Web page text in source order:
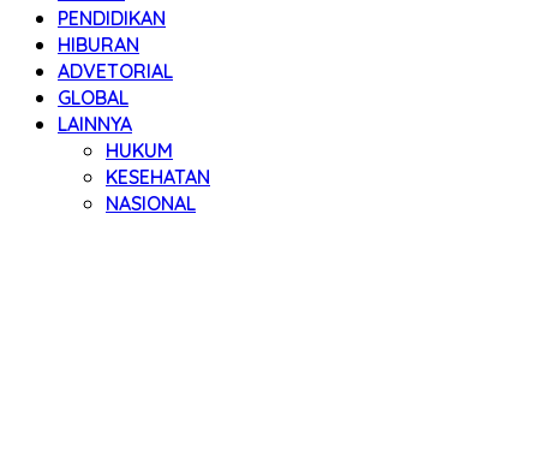
PENDIDIKAN
HIBURAN
ADVETORIAL
GLOBAL
LAINNYA
HUKUM
KESEHATAN
NASIONAL